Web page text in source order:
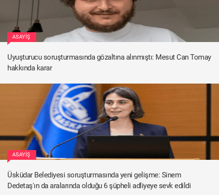
ASAYIŞ
Uyuşturucu soruşturmasında gözaltına alınmıştı: Mesut Can Tomay
hakkında karar
ASAYIŞ
Üsküdar Belediyesi soruşturmasında yeni gelişme: Sinem
Dedetaş'ın da aralarında olduğu 6 şüpheli adliyeye sevk edildi